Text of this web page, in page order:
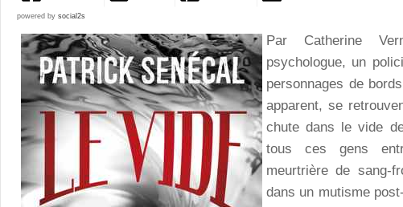
powered by social2s
Par Catherine
psychologue, un
personnages de
apparent, se
chute dans le vide
tous ces gens
meurtrière de sang-
dans un mutisme